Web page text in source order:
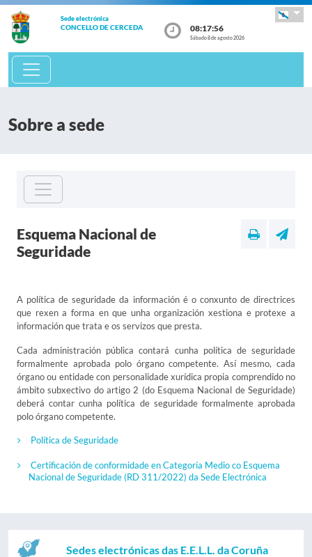
Sede electrónica
CONCELLO DE CERCEDA 08:17:56
Sábado 8 de agosto 2026
Sobre a sede
Esquema Nacional de
Seguridade
A política de seguridade da información é o conxunto de directrices
que rexen a forma en que unha organización xestiona e protexe a
información que trata e os servizos que presta.
Cada administración pública contará cunha política de seguridade
formalmente aprobada polo órgano competente. Así mesmo, cada
órgano ou entidade con personalidade xurídica propia comprendido no
ámbito subxectivo do artigo 2 (do Esquema Nacional de Seguridade)
deberá contar cunha política de seguridade formalmente aprobada
polo órgano competente.
Política de Seguridade
Certificación de conformidade en Categoría Medio co Esquema
Nacional de Seguridade (RD 311/2022) da Sede Electrónica
Sedes electrónicas das E.E.L.L. da Coruña